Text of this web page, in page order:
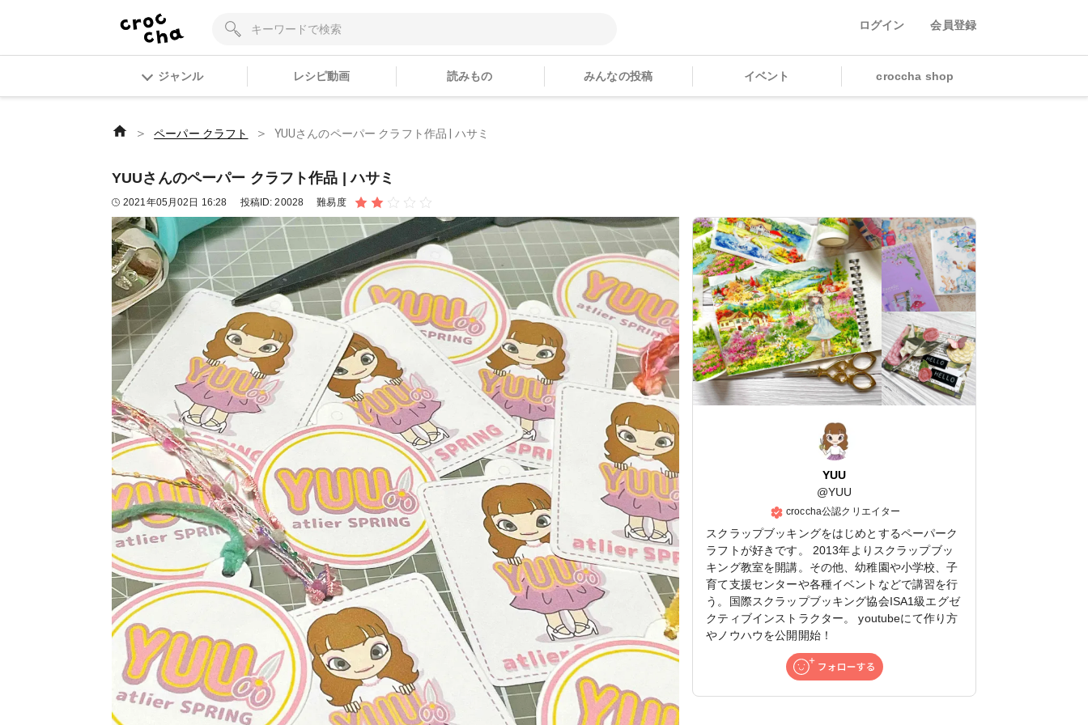
ログイン 会員登録
ジャンル レシピ動画 読みもの みんなの投稿 イベント croccha shop
＞ ペーパー クラフト ＞ YUUさんのペーパー クラフト作品 | ハサミ
YUUさんのペーパー クラフト作品 | ハサミ
2021年05月02日 16:28 投稿ID:20028 難易度
YUU
@YUU
croccha公認クリエイター
スクラップブッキングをはじめとするペーパーク
ラフトが好きです。 2013年よりスクラップブッ
キング教室を開講。その他、幼稚園や小学校、子
育て支援センターや各種イベントなどで講習を行
う。国際スクラップブッキング協会ISA1級エグゼ
クティブインストラクター。 youtubeにて作り方
やノウハウを公開開始！